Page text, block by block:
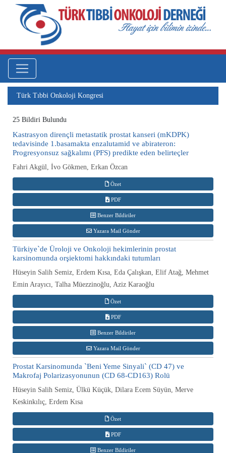
Türk Tıbbi Onkoloji Kongresi
25 Bildiri Bulundu
Kastrasyon dirençli metastatik prostat kanseri (mKDPK)
tedavisinde 1.basamakta enzalutamid ve abirateron:
Progresyonsuz sağkalımı (PFS) predikte eden belirteçler
Fahri Akgül, İvo Gökmen, Erkan Özcan
Özet
PDF
Benzer Bildiriler
Yazara Mail Gönder
Türkiye`de Üroloji ve Onkoloji hekimlerinin prostat
karsinomunda orşiektomi hakkındaki tutumları
Hüseyin Salih Semiz, Erdem Kısa, Eda Çalışkan, Elif Atağ, Mehmet
Emin Arayıcı, Talha Müezzinoğlu, Aziz Karaoğlu
Özet
PDF
Benzer Bildiriler
Yazara Mail Gönder
Prostat Karsinomunda `Beni Yeme Sinyali` (CD 47) ve
Makrofaj Polarizasyonunun (CD 68-CD163) Rolü
Hüseyin Salih Semiz, Ülkü Küçük, Dilara Ecem Süyün, Merve
Keskinkılıç, Erdem Kısa
Özet
PDF
Benzer Bildiriler